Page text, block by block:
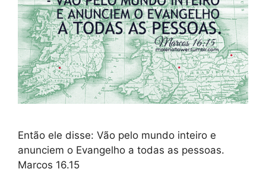
Então ele disse: Vão pelo mundo inteiro e
anunciem o Evangelho a todas as pessoas.
Marcos 16.15